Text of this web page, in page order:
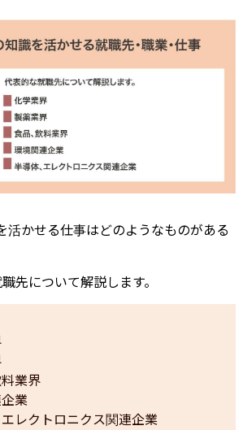
活かせる仕事はどのようなものがある
先について解説します。
業界
業
レクトロニクス関連企業